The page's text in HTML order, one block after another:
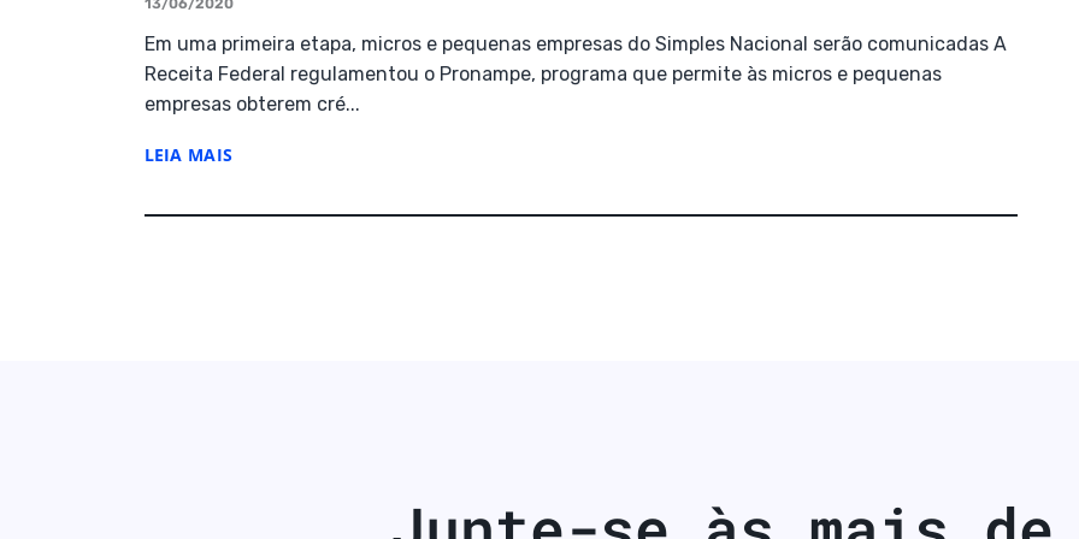
13/06/2020
Em uma primeira etapa, micros e pequenas empresas do Simples Nacional serão comunicadas A
Receita Federal regulamentou o Pronampe, programa que permite às micros e pequenas
empresas obterem cré...
LEIA MAIS